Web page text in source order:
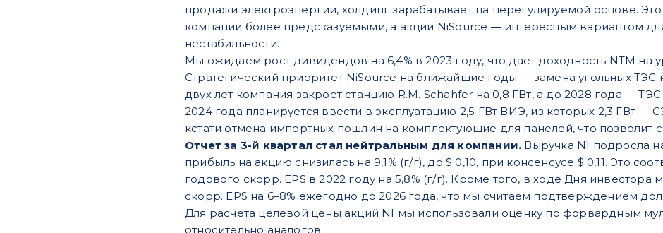
продажи электроэнергии, холдинг зарабатывает на нерегулируемой основе.
компании более предсказуемыми, а акции NiSource — интересным вариантом
нестабильности.
Мы ожидаем рост дивидендов на 6,4% в 2023 году, что дает доходность NTM на
Стратегический приоритет NiSource на ближайшие годы — замена угольных
двух лет компания закроет станцию R.M. Schahfer на 0,8 ГВт, а до 2028 года —
2024 года планируется ввести в эксплуатацию 2,5 ГВт ВИЭ, из которых 2,3 ГВт —
кстати отмена импортных пошлин на комплектующие для панелей, что позволит
Отчет за 3-й квартал стал нейтральным для компании. Выручка NI подросла
прибыль на акцию снизилась на 9,1% (г/г), до $ 0,10, при консенсусе $ 0,11. Это
годового скорр. EPS в 2022 году на 5,8% (г/г). Кроме того, в ходе Дня
скорр. EPS на 6–8% ежегодно до 2026 года, что мы считаем подтверждением
Для расчета целевой цены акций NI мы использовали оценку по форвардным
относительно аналогов.